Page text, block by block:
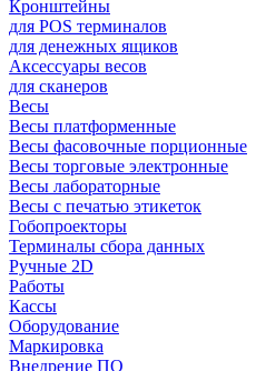
Кронштейны
для POS терминалов
для денежных ящиков
Аксессуары весов
для сканеров
Весы
Весы платформенные
Весы фасовочные порционные
Весы торговые электронные
Весы лабораторные
Весы с печатью этикеток
Гобопроекторы
Терминалы сбора данных
Ручные 2D
Работы
Кассы
Оборудование
Маркировка
Внедрение ПО